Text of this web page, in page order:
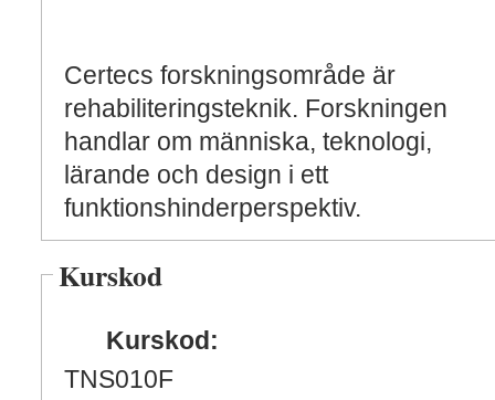
Certecs forskningsområde är
rehabiliteringsteknik. Forskningen
handlar om människa, teknologi,
lärande och design i ett
funktionshinderperspektiv.
Kurskod
Kurskod:
TNS010F